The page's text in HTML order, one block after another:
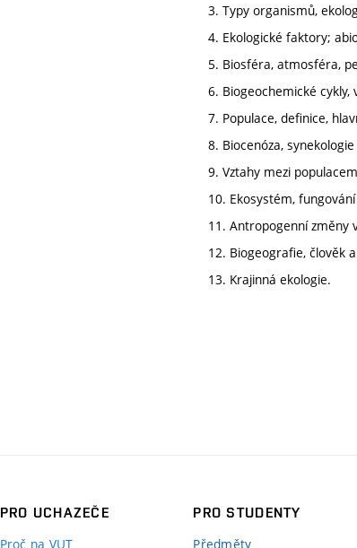
3. Typy organismů,
4. Ekologické faktory;
5. Biosféra, atmosféra,
6. Biogeochemické
7. Populace, definice,
8. Biocenóza,
9. Vztahy mezi
10. Ekosystém,
11. Antropogenní změny
12. Biogeografie, člověk
13. Krajinná ekologie.
PRO UCHAZEČE
Proč na VUT
PRO STUDENTY
Předměty